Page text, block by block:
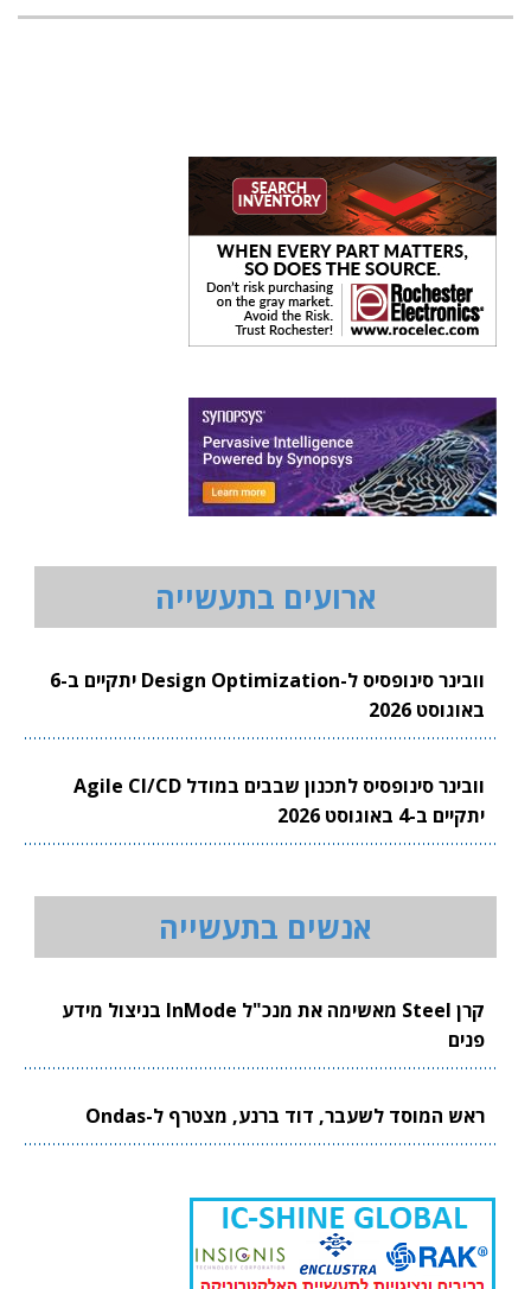
ארועים בתעשייה
וובינר סינופסיס ל-Design Optimization יתקיים ב-6
באוגוסט 2026
וובינר סינופסיס לתכנון שבבים במודל Agile CI/CD
יתקיים ב-4 באוגוסט 2026
אנשים בתעשייה
קרן Steel מאשימה את מנכ"ל InMode בניצול מידע
פנים
ראש המוסד לשעבר, דוד ברנע, מצטרף ל-Ondas